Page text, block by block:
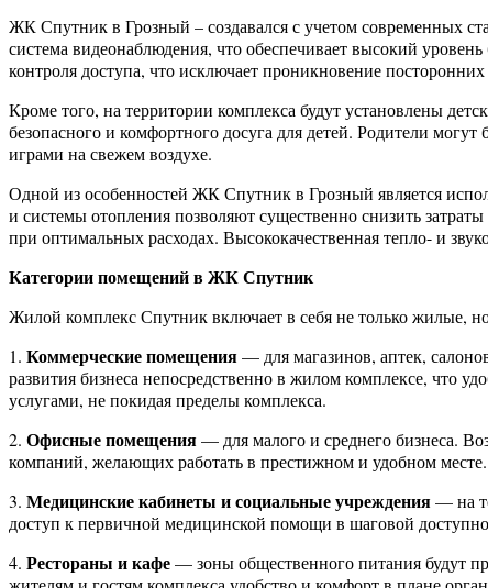
ЖК Спутник в Грозный – создавался с учетом современных
система видеонаблюдения, что обеспечивает высокий
контроля доступа, что исключает проникновение
Кроме того, на территории комплекса будут установлены
безопасного и комфортного досуга для детей. Родители
играми на свежем воздухе.
Одной из особенностей ЖК Спутник в Грозный является
и системы отопления позволяют существенно снизить
при оптимальных расходах. Высококачественная тепло- и
Категории помещений в ЖК Спутник
Жилой комплекс Спутник включает в себя не только жилые,
1. Коммерческие помещения— для магазинов, аптек,
развития бизнеса непосредственно в жилом комплексе, что
услугами, не покидая пределы комплекса.
2. Офисные помещения— для малого и среднего бизнеса.
компаний, желающих работать в престижном и удобном месте.
3. Медицинские кабинеты и социальные учреждения— на
доступ к первичной медицинской помощи в шаговой
4. Рестораны и кафе— зоны общественного питания будут